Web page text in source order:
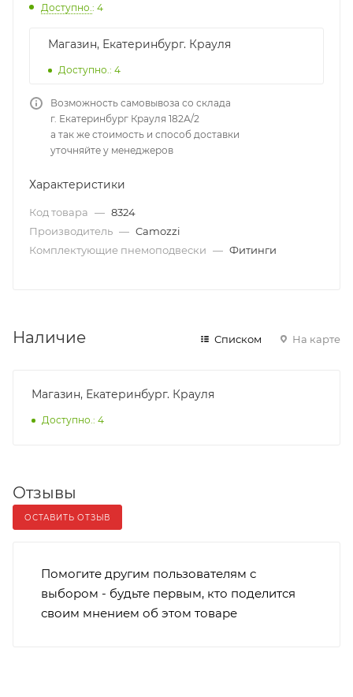
Доступно. : 4
Магазин, Екатеринбург. Крауля
Доступно.: 4
Возможность самовывоза со склада
г. Екатеринбург Крауля 182А/2
а так же стоимость и способ доставки
уточняйте у менеджеров
Характеристики
Код товара — 8324
Производитель — Camozzi
Комплектующие пнемоподвески — Фитинги
Наличие Списком На карте
Магазин, Екатеринбург. Крауля
Доступно.: 4
Отзывы
ОСТАВИТЬ ОТЗЫВ
Помогите другим пользователям с
выбором - будьте первым, кто поделится
своим мнением об этом товаре